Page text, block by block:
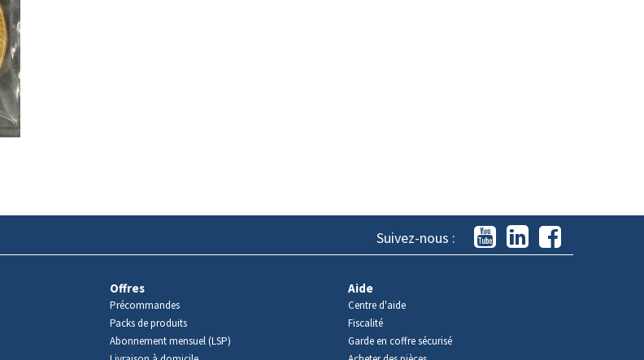
Suivez-nous :
Offres
Précommandes
Packs de produits
Abonnement mensuel (LSP)
Aide
Centre d'aide
Fiscalité
Garde en coffre sécurisé